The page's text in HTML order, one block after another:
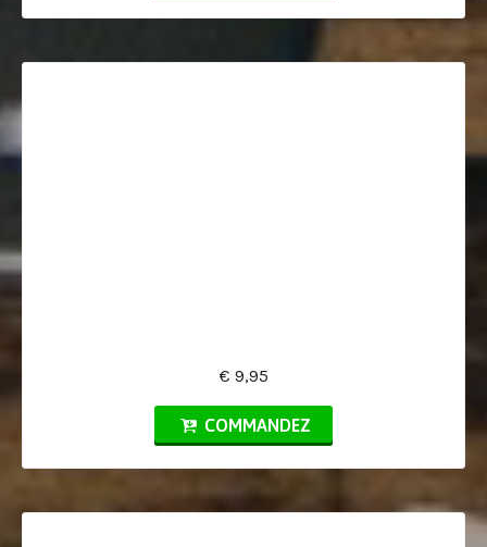
€ 9,95
COMMANDEZ